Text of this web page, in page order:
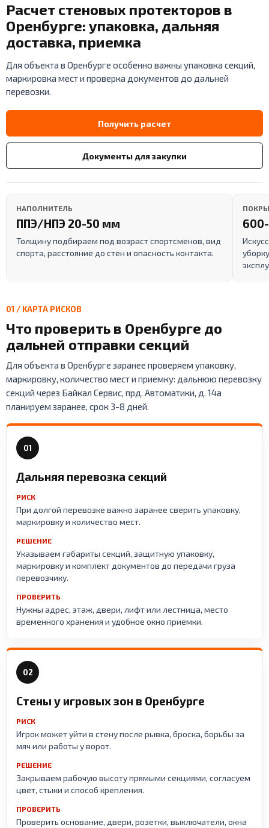
Расчет стеновых протекторов в
Оренбурге: упаковка, дальняя
доставка, приемка
Для объекта в Оренбурге особенно важны упаковка секций,
маркировка мест и проверка документов до дальней
перевозки.
Получить расчет
Документы для закупки
НАПОЛНИТЕЛЬ
ППЭ/НПЭ 20-50 мм
Толщину подбираем под возраст спортсменов, вид
спорта, расстояние до стен и опасность контакта.
01 / КАРТА РИСКОВ
Что проверить в Оренбурге до
дальней отправки секций
Для объекта в Оренбурге заранее проверяем упаковку,
маркировку, количество мест и приемку: дальнюю перевозку
секций через Байкал Сервис, прд. Автоматики, д. 14а
планируем заранее, срок 3-8 дней.
01
Дальняя перевозка секций
РИСК
При долгой перевозке важно заранее сверить упаковку,
маркировку и количество мест.
РЕШЕНИЕ
Указываем габариты секций, защитную упаковку,
маркировку и комплект документов до передачи груза
перевозчику.
ПРОВЕРИТЬ
Нужны адрес, этаж, двери, лифт или лестница, место
временного хранения и удобное окно приемки.
02
Стены у игровых зон в Оренбурге
РИСК
Игрок может уйти в стену после рывка, броска, борьбы за
мяч или работы у ворот.
РЕШЕНИЕ
Закрываем рабочую высоту прямыми секциями, согласуем
цвет, стыки и способ крепления.
ПРОВЕРИТЬ
Проверить основание, двери, розетки, выключатели, окна